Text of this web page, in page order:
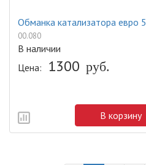
Обманка катализатора евро 5
00.080
В наличии
Цена:
1300 руб.
В корзину